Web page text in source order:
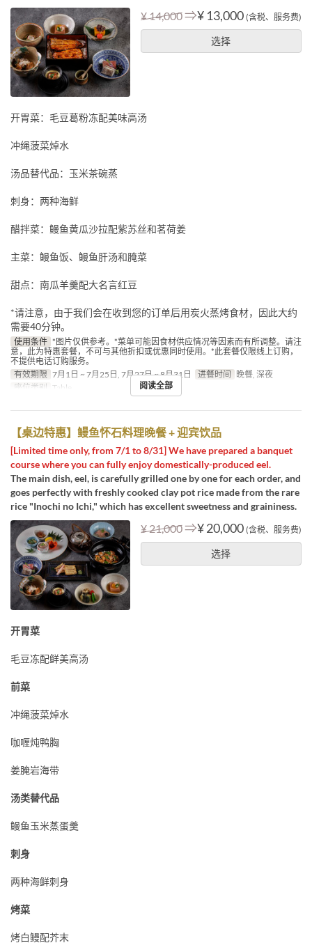
¥ 14,000⇒¥ 13,000 (含税、服务费)
选择
开胃菜：毛豆葛粉冻配美味高汤
冲绳菠菜焯水
汤品替代品：玉米茶碗蒸
刺身：两种海鲜
醋拌菜：鳗鱼黄瓜沙拉配紫苏丝和茗荷姜
主菜：鳗鱼饭、鳗鱼肝汤和腌菜
甜点：南瓜羊羹配大名言红豆
*请注意，由于我们会在收到您的订单后用炭火蒸烤食材，因此大约
需要40分钟。
使用条件 *图片仅供参考。*菜单可能因食材供应情况等因素而有所调整。请注
意，此为特惠套餐，不可与其他折扣或优惠同时使用。*此套餐仅限线上订购，
不提供电话订购服务。
有效期限 7月1日 ~ 7月25日, 7月27日 ~ 8月31日 进餐时间 晚餐, 深夜
座位类别 Table 阅读全部
【桌边特惠】鳗鱼怀石料理晚餐 + 迎宾饮品
[Limited time only, from 7/1 to 8/31] We have prepared a banquet
course where you can fully enjoy domestically-produced eel.
The main dish, eel, is carefully grilled one by one for each order, and
goes perfectly with freshly cooked clay pot rice made from the rare
rice "Inochi no Ichi," which has excellent sweetness and graininess.
¥ 21,000⇒¥ 20,000 (含税、服务费)
选择
开胃菜
毛豆冻配鲜美高汤
前菜
冲绳菠菜焯水
咖喱炖鸭胸
姜腌岩海带
汤类替代品
鳗鱼玉米蒸蛋羹
刺身
两种海鲜刺身
烤菜
烤白鳗配芥末